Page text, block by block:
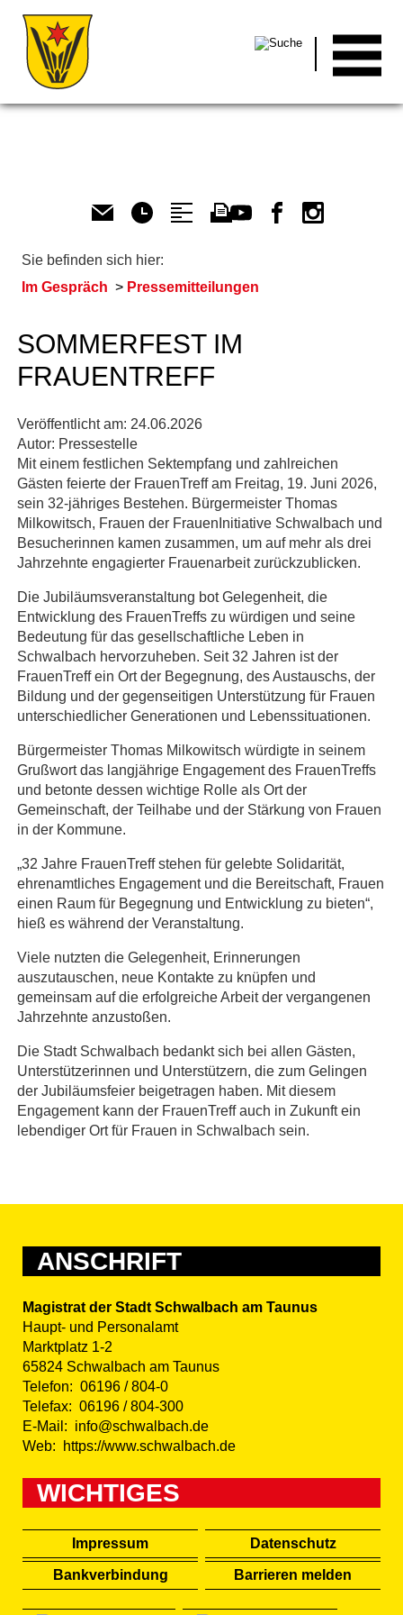
Sie befinden sich hier:
Im Gespräch
Pressemitteilungen
SOMMERFEST IM
FRAUENTREFF
Veröffentlicht am: 24.06.2026
Autor: Pressestelle
Mit einem festlichen Sektempfang und zahlreichen
Gästen feierte der FrauenTreff am Freitag, 19. Juni 2026,
sein 32-jähriges Bestehen. Bürgermeister Thomas
Milkowitsch, Frauen der FrauenInitiative Schwalbach und
Besucherinnen kamen zusammen, um auf mehr als drei
Jahrzehnte engagierter Frauenarbeit zurückzublicken.
Die Jubiläumsveranstaltung bot Gelegenheit, die
Entwicklung des FrauenTreffs zu würdigen und seine
Bedeutung für das gesellschaftliche Leben in
Schwalbach hervorzuheben. Seit 32 Jahren ist der
FrauenTreff ein Ort der Begegnung, des Austauschs, der
Bildung und der gegenseitigen Unterstützung für Frauen
unterschiedlicher Generationen und Lebenssituationen.
Bürgermeister Thomas Milkowitsch würdigte in seinem
Grußwort das langjährige Engagement des FrauenTreffs
und betonte dessen wichtige Rolle als Ort der
Gemeinschaft, der Teilhabe und der Stärkung von Frauen
in der Kommune.
„32 Jahre FrauenTreff stehen für gelebte Solidarität,
ehrenamtliches Engagement und die Bereitschaft, Frauen
einen Raum für Begegnung und Entwicklung zu bieten“,
hieß es während der Veranstaltung.
Viele nutzten die Gelegenheit, Erinnerungen
auszutauschen, neue Kontakte zu knüpfen und
gemeinsam auf die erfolgreiche Arbeit der vergangenen
Jahrzehnte anzustoßen.
Die Stadt Schwalbach bedankt sich bei allen Gästen,
Unterstützerinnen und Unterstützern, die zum Gelingen
der Jubiläumsfeier beigetragen haben. Mit diesem
Engagement kann der FrauenTreff auch in Zukunft ein
lebendiger Ort für Frauen in Schwalbach sein.
ANSCHRIFT
Magistrat der Stadt Schwalbach am Taunus
Haupt- und Personalamt
Marktplatz 1-2
65824 Schwalbach am Taunus
Telefon: 06196 / 804-0
Telefax: 06196 / 804-300
E-Mail: info@schwalbach.de
Web:
https://www.schwalbach.de
WICHTIGES
Impressum Datenschutz
Bankverbindung Barrieren melden